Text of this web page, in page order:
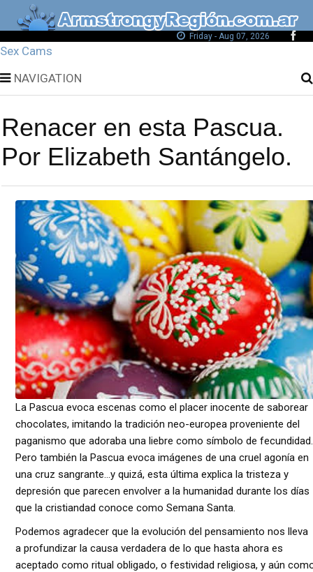
Friday - Aug 07, 2026
Sex Cams
NAVIGATION
Renacer en esta Pascua.
Por Elizabeth Santángelo.
La Pascua evoca escenas como el placer inocente de saborear
chocolates, imitando la tradición neo-europea proveniente del
paganismo que adoraba una liebre como símbolo de fecundidad.
Pero también la Pascua evoca imágenes de una cruel agonía en
una cruz sangrante…y quizá, esta última explica la tristeza y
depresión que parecen envolver a la humanidad durante los días
que la cristiandad conoce como Semana Santa.
Podemos agradecer que la evolución del pensamiento nos lleva
a profundizar la causa verdadera de lo que hasta ahora es
aceptado como ritual obligado, o festividad religiosa, y aún